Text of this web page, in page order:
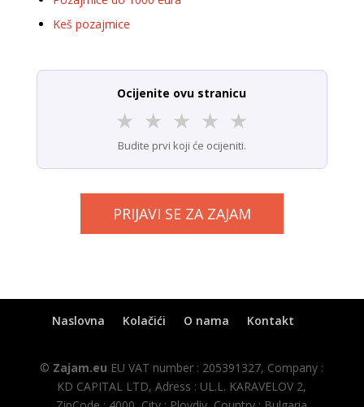
Keš pozajmice
Ocijenite ovu stranicu
★ ★ ★ ★ ★
Budite prvi koji će ocijeniti.
PRIJAVI SE ZA ZAJAM
Naslovna Kolačići O nama Kontakt
© Zajam.eu EU VAT number : 205391327, Company :
KD CAPITAL LTD, Adress : UL.L. KARAVELOV 2,